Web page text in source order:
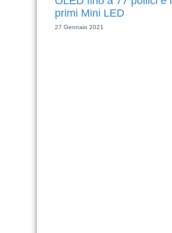
primi Mini LED
27 Gennaio 2021